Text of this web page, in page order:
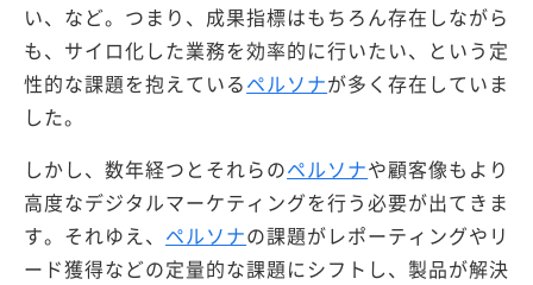
い、など。つまり、成果指標はもちろん存在しながら
も、サイロ化した業務を効率的に行いたい、という定
性的な課題を抱えているペルソナが多く存在していま
した。
しかし、数年経つとそれらのペルソナや顧客像もより
高度なデジタルマーケティングを行う必要が出てきま
す。それゆえ、 ペルソナの課題がレポーティングやリ
ード獲得などの定量的な課題にシフトし、製品が解決